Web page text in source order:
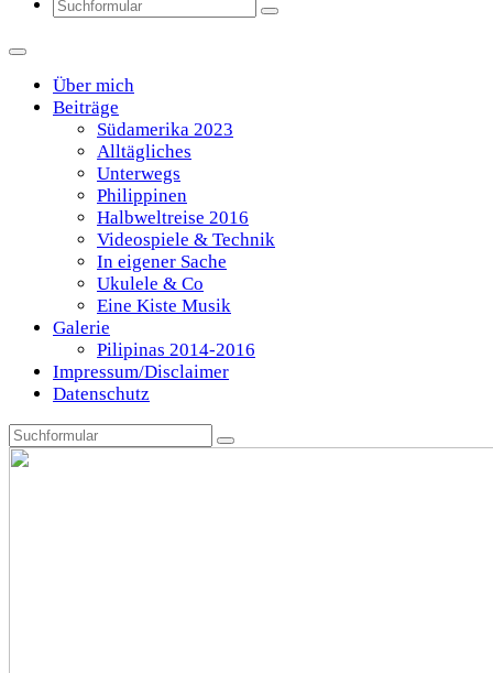
Search
Über mich
Beiträge
Südamerika 2023
Alltägliches
Unterwegs
Philippinen
Halbweltreise 2016
Videospiele & Technik
In eigener Sache
Ukulele & Co
Eine Kiste Musik
Galerie
Pilipinas 2014-2016
Impressum/Disclaimer
Datenschutz
Search